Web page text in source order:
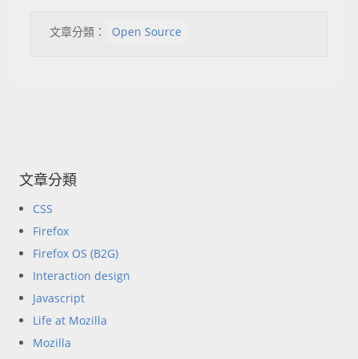
文章分類： Open Source
文章分類
CSS
Firefox
Firefox OS (B2G)
Interaction design
Javascript
Life at Mozilla
Mozilla